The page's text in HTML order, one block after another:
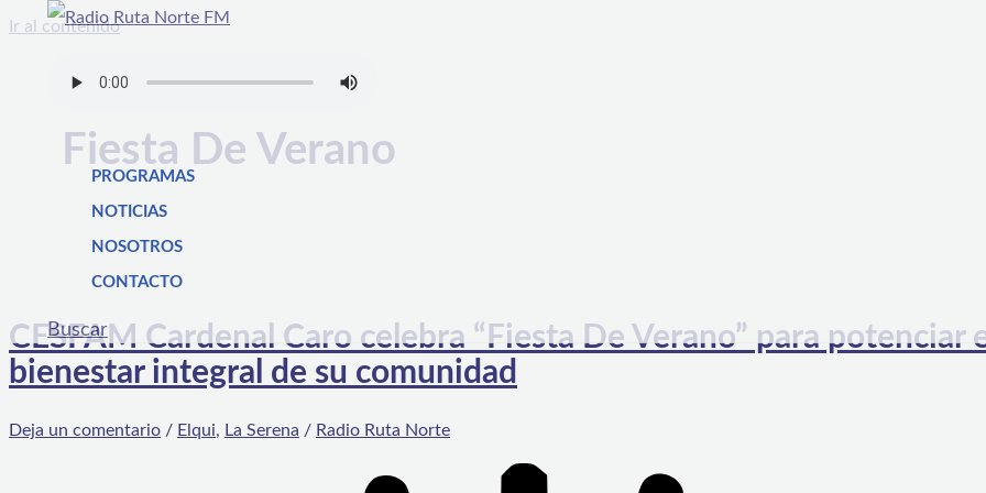
Ir al contenido
PROGRAMAS
NOTICIAS
NOSOTROS
CONTACTO
Buscar
Fiesta De Verano
CESFAM Cardenal Caro celebra “Fiesta De Verano” para potenciar
bienestar integral de su comunidad
Deja un comentario / Elqui, La Serena / Radio Ruta Norte